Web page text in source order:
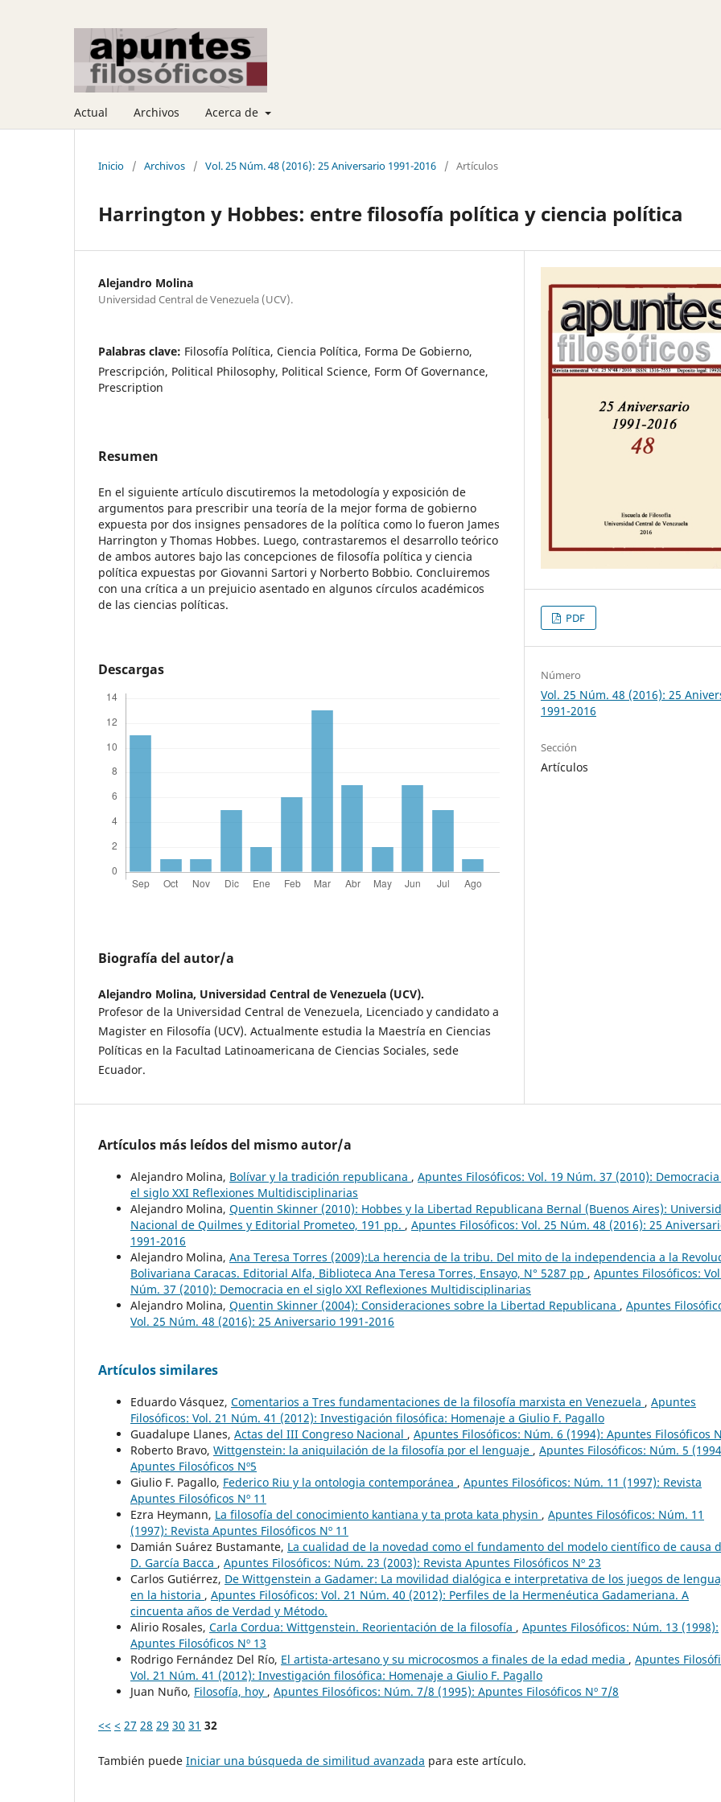
Actual Archivos Acerca de
Inicio / Archivos / Vol. 25 Núm. 48 (2016): 25 Aniversario 1991-2016 / Artículos
Harrington y Hobbes: entre filosofía política y ciencia política
Alejandro Molina
Universidad Central de Venezuela (UCV).
Palabras clave: Filosofía Política, Ciencia Política, Forma De Gobierno,
Prescripción, Political Philosophy, Political Science, Form Of Governance,
Prescription
Resumen
En el siguiente artículo discutiremos la metodología y exposición de
argumentos para prescribir una teoría de la mejor forma de gobierno
expuesta por dos insignes pensadores de la política como lo fueron James
Harrington y Thomas Hobbes. Luego, contrastaremos el desarrollo teórico
de ambos autores bajo las concepciones de filosofía política y ciencia
política expuestas por Giovanni Sartori y Norberto Bobbio. Concluiremos
con una crítica a un prejuicio asentado en algunos círculos académicos
de las ciencias políticas.
Descargas
Biografía del autor/a
Alejandro Molina, Universidad Central de Venezuela (UCV).
Profesor de la Universidad Central de Venezuela, Licenciado y candidato a
Magister en Filosofía (UCV). Actualmente estudia la Maestría en Ciencias
Políticas en la Facultad Latinoamericana de Ciencias Sociales, sede
Ecuador.
PDF
Número
Vol. 25 Núm. 48 (2016): 25
1991-2016
Sección
Artículos
Artículos más leídos del mismo autor/a
Alejandro Molina, Bolívar y la tradición republicana , Apuntes Filosóficos: Vol. 19 Núm. 37 (2010):
el siglo XXI Reflexiones Multidisciplinarias
Alejandro Molina, Quentin Skinner (2010): Hobbes y la Libertad Republicana Bernal (Buenos Aires):
Nacional de Quilmes y Editorial Prometeo, 191 pp. , Apuntes Filosóficos: Vol. 25 Núm. 48 (2016): 25
1991-2016
Alejandro Molina, Ana Teresa Torres (2009):La herencia de la tribu. Del mito de la independencia a la
Bolivariana Caracas. Editorial Alfa, Biblioteca Ana Teresa Torres, Ensayo, N° 5287 pp , Apuntes Filosóficos:
Núm. 37 (2010): Democracia en el siglo XXI Reflexiones Multidisciplinarias
Alejandro Molina, Quentin Skinner (2004): Consideraciones sobre la Libertad Republicana , Apuntes
Vol. 25 Núm. 48 (2016): 25 Aniversario 1991-2016
Artículos similares
Eduardo Vásquez, Comentarios a Tres fundamentaciones de la filosofía marxista en Venezuela , Apuntes
Filosóficos: Vol. 21 Núm. 41 (2012): Investigación filosófica: Homenaje a Giulio F. Pagallo
Guadalupe Llanes, Actas del III Congreso Nacional , Apuntes Filosóficos: Núm. 6 (1994): Apuntes Filosóficos
Roberto Bravo, Wittgenstein: la aniquilación de la filosofía por el lenguaje , Apuntes Filosóficos: Núm. 5
Apuntes Filosóficos Nº5
Giulio F. Pagallo, Federico Riu y la ontologia contemporánea , Apuntes Filosóficos: Núm. 11 (1997): Revista
Apuntes Filosóficos Nº 11
Ezra Heymann, La filosofía del conocimiento kantiana y ta prota kata physin , Apuntes Filosóficos: Núm. 11
(1997): Revista Apuntes Filosóficos Nº 11
Damián Suárez Bustamante, La cualidad de la novedad como el fundamento del modelo científico de causa
D. García Bacca , Apuntes Filosóficos: Núm. 23 (2003): Revista Apuntes Filosóficos Nº 23
Carlos Gutiérrez, De Wittgenstein a Gadamer: La movilidad dialógica e interpretativa de los juegos de
en la historia , Apuntes Filosóficos: Vol. 21 Núm. 40 (2012): Perfiles de la Hermenéutica Gadameriana. A
cincuenta años de Verdad y Método.
Alirio Rosales, Carla Cordua: Wittgenstein. Reorientación de la filosofía , Apuntes Filosóficos: Núm. 13 (1998):
Apuntes Filosóficos Nº 13
Rodrigo Fernández Del Río, El artista-artesano y su microcosmos a finales de la edad media , Apuntes
Vol. 21 Núm. 41 (2012): Investigación filosófica: Homenaje a Giulio F. Pagallo
Juan Nuño, Filosofía, hoy , Apuntes Filosóficos: Núm. 7/8 (1995): Apuntes Filosóficos Nº 7/8
<< < 27 28 29 30 31 32
También puede Iniciar una búsqueda de similitud avanzada para este artículo.